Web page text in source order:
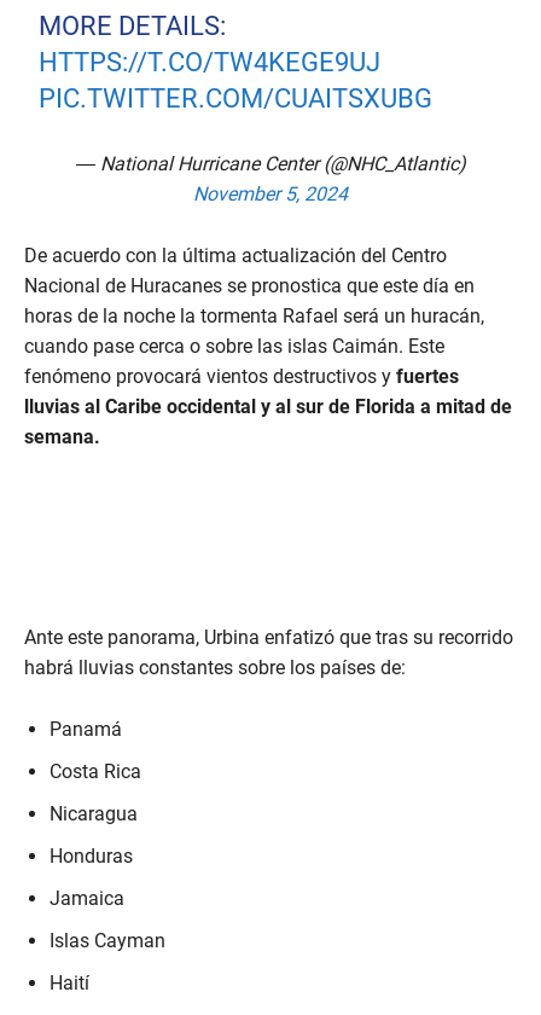
MORE DETAILS:
HTTPS://T.CO/TW4KEGE9UJ
PIC.TWITTER.COM/CUAITSXUBG
— National Hurricane Center (@NHC_Atlantic)
November 5, 2024
De acuerdo con la última actualización del Centro
Nacional de Huracanes se pronostica que este día en
horas de la noche la tormenta Rafael será un huracán,
cuando pase cerca o sobre las islas Caimán. Este
fenómeno provocará vientos destructivos y fuertes
lluvias al Caribe occidental y al sur de Florida a mitad de
semana.
Ante este panorama, Urbina enfatizó que tras su recorrido
habrá lluvias constantes sobre los países de:
Panamá
Costa Rica
Nicaragua
Honduras
Jamaica
Islas Cayman
Haití